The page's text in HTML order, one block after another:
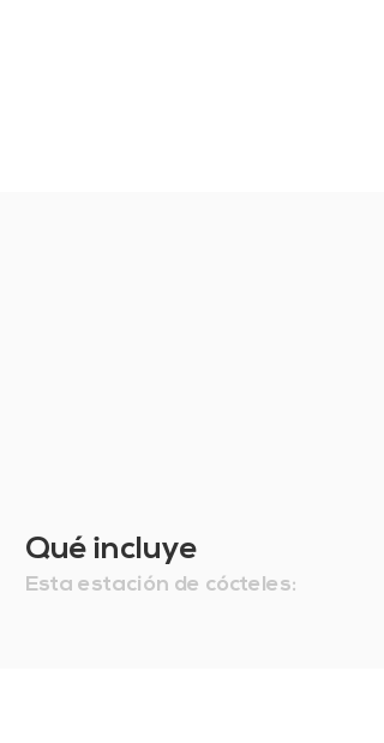
Qué incluye
Esta estación de cócteles: